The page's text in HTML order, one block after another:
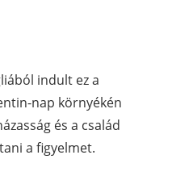
indult ez a
nap környékén
és a család
a figyelmet.